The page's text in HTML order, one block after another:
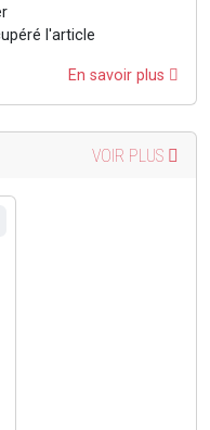
l'article
En savoir plus
VOIR PLUS